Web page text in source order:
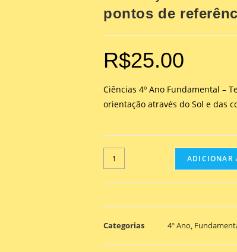
pontos de
R$25.00
Ciências 4º Ano Fundamental –
orientação através do Sol e das
ADICIONAR
Categorias 4º Ano,